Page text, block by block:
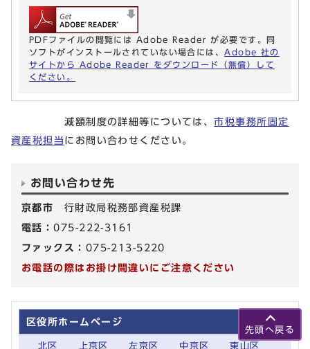
PDFファイルの閲覧には Adobe Reader が必要です。同
ソフトがインストールされていない場合には、 Adobe 社の
サイトから Adobe Reader をダウンロード（無償）して
ください。
減額制度の詳細等については、市税事務所固定
資産税担当 にお問い合わせください。
お問い合わせ先
京都市 行財政局税務部資産税課
電話：075-222-3161
ファックス： 075-213-5220
お電話の際はお掛け間違いにご注意ください
区役所ホームページ
北区 上京区 左京区 中京区 東山区
先頭へ戻る